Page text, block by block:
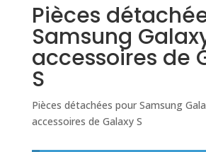
Pièces
Samsung
accessoires de
S
Pièces détachées pour Samsung
accessoires de Galaxy S